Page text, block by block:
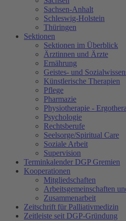
Sachsen-Anhalt
Schleswig-Holstein
Thüringen
Sektionen
Sektionen im Überblick
Ärztinnen und Ärzte
Ernährung
Geistes- und
Künstlerische Therapien
Pflege
Pharmazie
Physiotherapie -
Psychologie
Rechtsberufe
Seelsorge/Spiritual Care
Soziale Arbeit
Supervision
Terminkalender DGP Gremien
Kooperationen
Mitgliedschaften
Arbeitsgemeinschaften
Zusammenarbeit
Zeitschrift für Palliativmedizin
Zeitleiste seit DGP-Gründung